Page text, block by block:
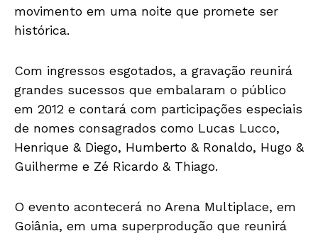
movimento em uma noite que promete ser
histórica.
Com ingressos esgotados, a gravação reunirá
grandes sucessos que embalaram o público
em 2012 e contará com participações especiais
de nomes consagrados como Lucas Lucco,
Henrique & Diego, Humberto & Ronaldo, Hugo &
Guilherme e Zé Ricardo & Thiago.
O evento acontecerá no Arena Multiplace, em
Goiânia, em uma superprodução que reunirá